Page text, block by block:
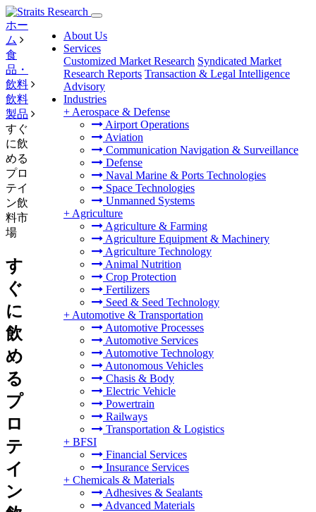
About Us
Services
Customized Market Research Syndicated Market
Research Reports Transaction & Legal Intelligence
Advisory
Industries
+ Aerospace & Defense
Airport Operations
Aviation
Communication Navigation & Surveillance
Defense
Naval Marine & Ports Technologies
Space Technologies
Unmanned Systems
+ Agriculture
Agriculture & Farming
Agriculture Equipment & Machinery
Agriculture Technology
Animal Nutrition
Crop Protection
Fertilizers
Seed & Seed Technology
+ Automotive & Transportation
Automotive Processes
Automotive Services
Automotive Technology
Autonomous Vehicles
Chasis & Body
Electric Vehicle
Powertrain
Railways
Transportation & Logistics
+ BFSI
Financial Services
Insurance Services
+ Chemicals & Materials
Adhesives & Sealants
Advanced Materials
ホー
ム
食
品・
飲料
飲料
製品
すぐ
に飲
める
プロ
テイ
ン飲
料市
場
す
ぐ
に
飲
め
る
プ
ロ
テ
イ
ン